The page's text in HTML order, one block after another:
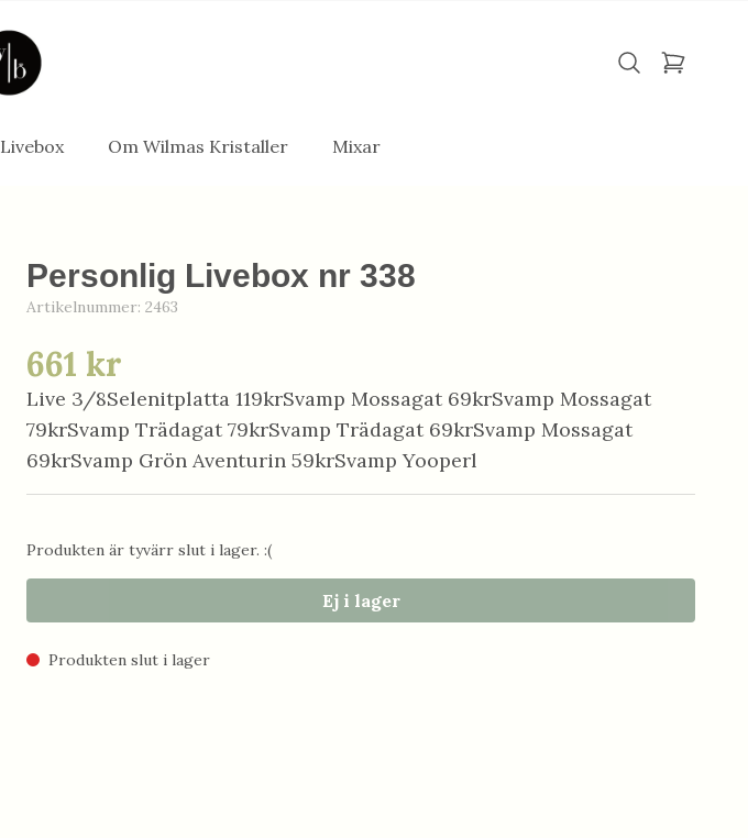
Livebox Om Wilmas Kristaller Mixar
Personlig Livebox nr 338
Artikelnummer: 2463
661 kr
Live 3/8Selenitplatta 119krSvamp Mossagat 69krSvamp Mossagat
79krSvamp Trädagat 79krSvamp Trädagat 69krSvamp Mossagat
69krSvamp Grön Aventurin 59krSvamp Yooperl
Produkten är tyvärr slut i lager. :(
Ej i lager
Produkten slut i lager